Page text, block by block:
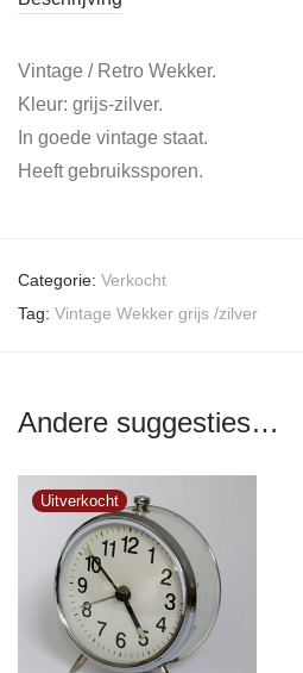
Vintage / Retro Wekker.
Kleur: grijs-zilver.
In goede vintage staat.
Heeft gebruikssporen.
Categorie: Verkocht
Tag: Vintage Wekker grijs /zilver
Andere suggesties…